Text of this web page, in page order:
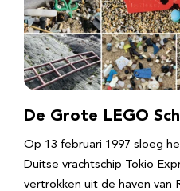
De Grote LEGO
Op 13 februari 1997 sloeg
Duitse vrachtschip Tokio
vertrokken uit de haven van